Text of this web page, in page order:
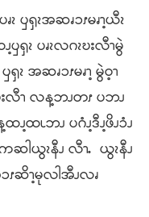
ၦၡၩအဆၧၥၭမၧၫ့ယီၩ
ၡၩ ပၧၩလဂၩဎးလီၫမွဲ
ၡၩ အဆၧၥၭမၧၫ့ မွဲဝ့ၫ
းလီၫ လန့ဘၪတၭ ပဘၪ
ထၪ့ထၬဘၪ ပဂံၪ့ဒီၪ့ဖိၪၥံၪ
ဆါယွၩနီၪ လီၫႉ ယွၩနီၪ
ၥၭဆိၫ့မုလါအီၪလၧ